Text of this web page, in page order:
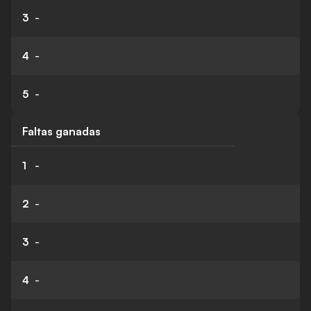
3 -
4 -
5 -
Faltas ganadas
1 -
2 -
3 -
4 -